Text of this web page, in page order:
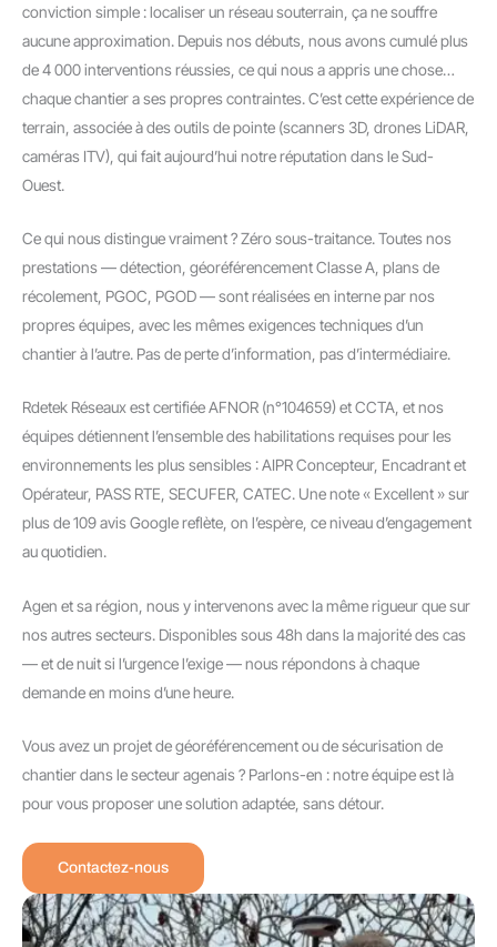
conviction simple : localiser un réseau souterrain, ça ne souffre
aucune approximation. Depuis nos débuts, nous avons cumulé plus
de 4 000 interventions réussies, ce qui nous a appris une chose…
chaque chantier a ses propres contraintes. C’est cette expérience de
terrain, associée à des outils de pointe (scanners 3D, drones LiDAR,
caméras ITV), qui fait aujourd’hui notre réputation dans le Sud-
Ouest.
Ce qui nous distingue vraiment ? Zéro sous-traitance. Toutes nos
prestations — détection, géoréférencement Classe A, plans de
récolement, PGOC, PGOD — sont réalisées en interne par nos
propres équipes, avec les mêmes exigences techniques d’un
chantier à l’autre. Pas de perte d’information, pas d’intermédiaire.
Rdetek Réseaux est certifiée AFNOR (n°104659) et CCTA, et nos
équipes détiennent l’ensemble des habilitations requises pour les
environnements les plus sensibles : AIPR Concepteur, Encadrant et
Opérateur, PASS RTE, SECUFER, CATEC. Une note « Excellent » sur
plus de 109 avis Google reflète, on l’espère, ce niveau d’engagement
au quotidien.
Agen et sa région, nous y intervenons avec la même rigueur que sur
nos autres secteurs. Disponibles sous 48h dans la majorité des cas
— et de nuit si l’urgence l’exige — nous répondons à chaque
demande en moins d’une heure.
Vous avez un projet de géoréférencement ou de sécurisation de
chantier dans le secteur agenais ? Parlons-en : notre équipe est là
pour vous proposer une solution adaptée, sans détour.
Contactez-nous